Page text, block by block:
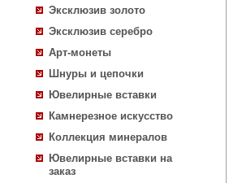
Эксклюзив золото
Эксклюзив серебро
Арт-монеты
Шнуры и цепочки
Ювелирные вставки
Камнерезное искусство
Коллекция минералов
Ювелирные вставки на
заказ